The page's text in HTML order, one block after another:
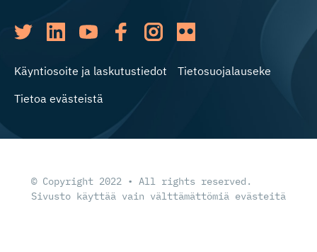
Käyntiosoite ja laskutustiedot
Tietosuojalauseke
Tietoa evästeistä
© Copyright 2022 • All rights reserved.
Sivusto käyttää vain välttämättömiä evästeitä